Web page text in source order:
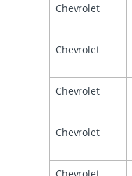
Chevrolet
Chevrolet
Chevrolet
Chevrolet
Chevrolet